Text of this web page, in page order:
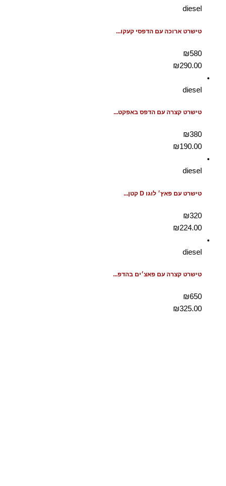
diesel
טישרט ארוכה עם הדפסי קעקו...
₪580
₪290.00
diesel
טישרט קצרה עם הדפס באפקט...
₪380
₪190.00
diesel
טישרט עם פאץ׳ לוגו D קטן...
₪320
₪224.00
diesel
טישרט קצרה עם פאצ׳ים בהדפ...
₪650
₪325.00